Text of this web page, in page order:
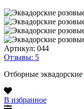
Артикул: 044
Отзывы: 5
Отборные эквадорские
В избранное